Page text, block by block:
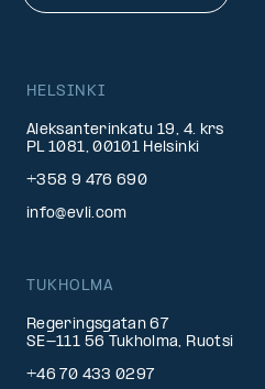
HELSINKI
Aleksanterinkatu 19, 4. krs
PL 1081, 00101 Helsinki
+358 9 476 690
info@evli.com
TUKHOLMA
Regeringsgatan 67
SE-111 56 Tukholma, Ruotsi
+46 70 433 0297